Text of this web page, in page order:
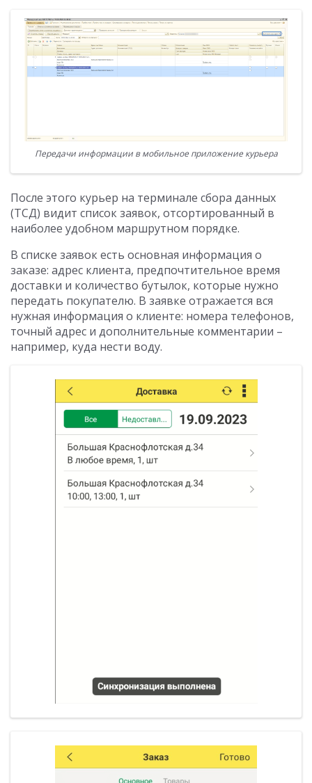
Передачи информации в мобильное приложение курьера
После этого курьер на терминале сбора данных
(ТСД) видит список заявок, отсортированный в
наиболее удобном маршрутном порядке.
В списке заявок есть основная информация о
заказе: адрес клиента, предпочтительное время
доставки и количество бутылок, которые нужно
передать покупателю. В заявке отражается вся
нужная информация о клиенте: номера телефонов,
точный адрес и дополнительные комментарии –
например, куда нести воду.